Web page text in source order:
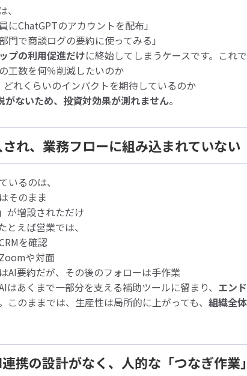
にChatGPTのアカウントを配布」
門で商談ログの要約に使ってみる」
プの利用促進だけに終始してしまうケースです。これで
工数を何％削減したいのか
どれくらいのインパクトを期待しているのか
がないため、投資対効果が測れません。
れ、業務フローに組み込まれていない
いるのは、
そのまま
が増設されただけ
とえば営業では、
を確認
や対面
AI要約だが、その後のフォローは手作業
はあくまで一部分を支える補助ツールに留まり、 エン
このままでは、生産性は局所的に上がっても、 組織全
携の設計がなく、人的な「つなぎ作業